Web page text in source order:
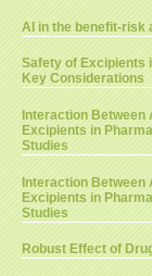
AI in the benefit-risk
Safety of Excipients
Key Considerations
Interaction Between
Excipients in
Studies
Interaction Between
Excipients in
Studies
Robust Effect of